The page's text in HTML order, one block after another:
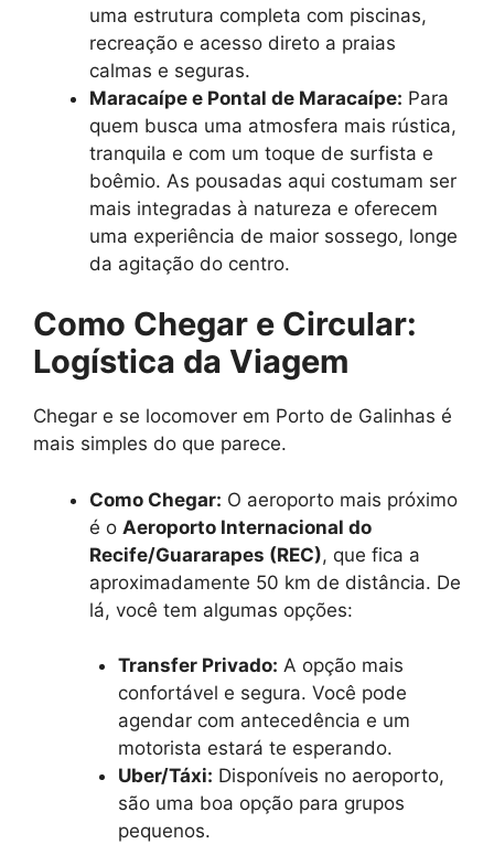
uma estrutura completa com piscinas,
recreação e acesso direto a praias
calmas e seguras.
Maracaípe e Pontal de Maracaípe: Para
quem busca uma atmosfera mais rústica,
tranquila e com um toque de surfista e
boêmio. As pousadas aqui costumam ser
mais integradas à natureza e oferecem
uma experiência de maior sossego, longe
da agitação do centro.
Como Chegar e Circular:
Logística da Viagem
Chegar e se locomover em Porto de Galinhas é
mais simples do que parece.
Como Chegar: O aeroporto mais próximo
é o Aeroporto Internacional do
Recife/Guararapes (REC), que fica a
aproximadamente 50 km de distância. De
lá, você tem algumas opções:
Transfer Privado: A opção mais
confortável e segura. Você pode
agendar com antecedência e um
motorista estará te esperando.
Uber/Táxi: Disponíveis no aeroporto,
são uma boa opção para grupos
pequenos.